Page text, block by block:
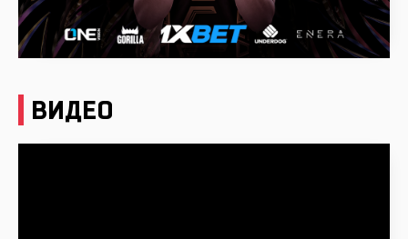
ВИДЕО